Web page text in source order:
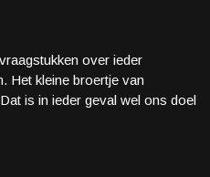
over ieder
Het kleine broertje van
is in ieder geval wel ons doel